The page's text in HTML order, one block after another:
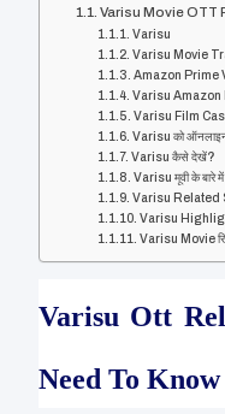
Varisu Movie OTT
Varisu
Varisu Movie
Amazon Prime
Varisu Amazon
Varisu Film
Varisu को
Varisu कैसे देखें?
Varisu मूवी के बारे में
Varisu Related
Varisu
Varisu Movie
Varisu Ott
Need To